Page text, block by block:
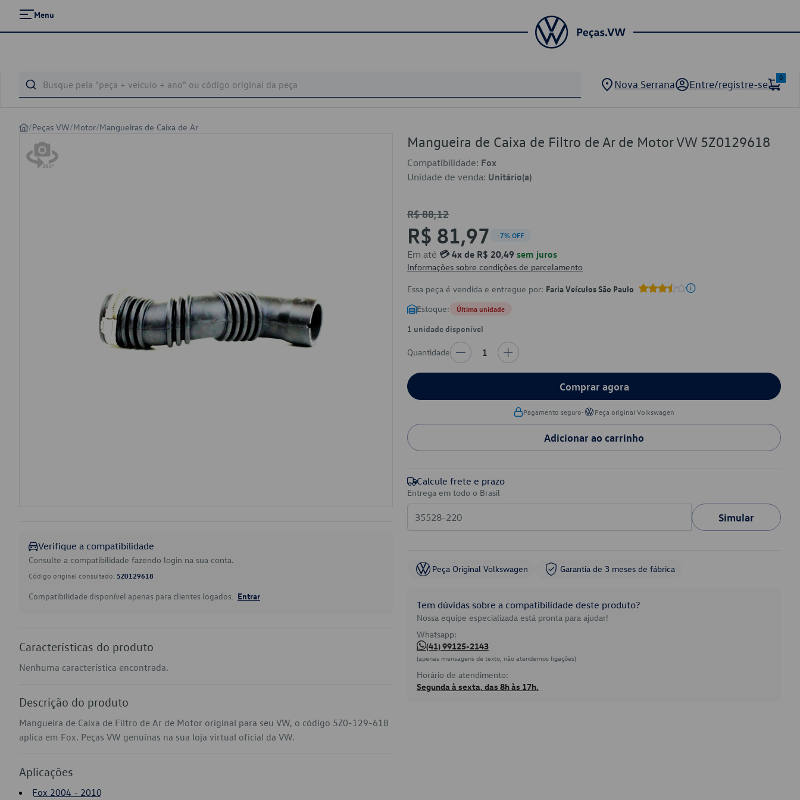
Menu
Nova Serrana Entre/registre-se
0
/Peças VW/Motor/Mangueiras de Caixa de Ar
Verifique a compatibilidade
Consulte a compatibilidade fazendo login na sua conta.
Código original consultado: 5Z0129618
Compatibilidade disponível apenas para clientes logados. Entrar
Características do produto
Nenhuma característica encontrada.
Descrição do produto
Mangueira de Caixa de Filtro de Ar de Motor original para seu VW, o código 5Z0-129-618
aplica em Fox. Peças VW genuínas na sua loja virtual oficial da VW.
Aplicações
Fox 2004 - 2010
Mangueira de Caixa de Filtro de Ar de Motor VW 5Z0129618
Compatibilidade: Fox
Unidade de venda: Unitário(a)
R$ 88,12
R$ 81,97 -7% OFF
Em até 💳 4x de R$ 20,49 sem juros
Informações sobre condições de parcelamento
Essa peça é vendida e entregue por: Faria Veículos São Paulo
Estoque: Última unidade
1 unidade disponível
Quantidade 1
Comprar agora
Pagamento seguro• Peça original Volkswagen
Adicionar ao carrinho
Calcule frete e prazo
Entrega em todo o Brasil
Simular
Peça Original Volkswagen Garantia de 3 meses de fábrica
Tem dúvidas sobre a compatibilidade deste produto?
Nossa equipe especializada está pronta para ajudar!
Whatsapp:
(41) 99125-2143
(apenas mensagens de texto, não atendemos ligações)
Horário de atendimento:
Segunda à sexta, das 8h às 17h.